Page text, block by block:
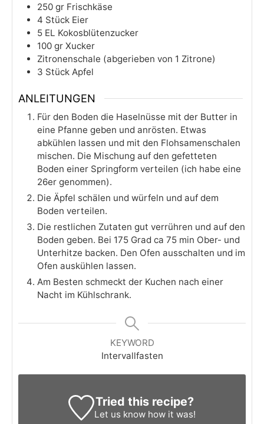
250 gr Frischkäse
4 Stück Eier
5 EL Kokosblütenzucker
100 gr Xucker
Zitronenschale (abgerieben von 1 Zitrone)
3 Stück Apfel
ANLEITUNGEN
Für den Boden die Haselnüsse mit der Butter in
eine Pfanne geben und anrösten. Etwas
abkühlen lassen und mit den Flohsamenschalen
mischen. Die Mischung auf den gefetteten
Boden einer Springform verteilen (ich habe eine
26er genommen).
Die Äpfel schälen und würfeln und auf dem
Boden verteilen.
Die restlichen Zutaten gut verrühren und auf den
Boden geben. Bei 175 Grad ca 75 min Ober- und
Unterhitze backen. Den Ofen ausschalten und im
Ofen auskühlen lassen.
Am Besten schmeckt der Kuchen nach einer
Nacht im Kühlschrank.
KEYWORD
Intervallfasten
Tried this recipe?
Let us knowhow it was!